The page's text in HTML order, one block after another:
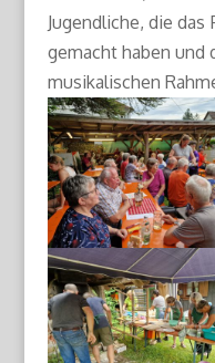
Jugendliche, die
gemacht haben und
musikalischen